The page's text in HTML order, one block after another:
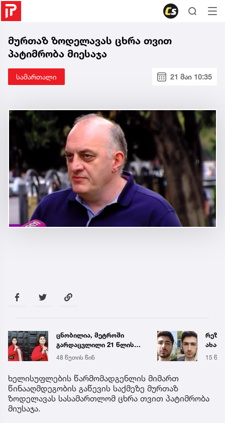
მურთაზ ზოდელავას ცხრა თვით
პატიმრობა მიესაჯა
სამართალი 21 მაი 10:35
ცნობილია, მეტროში
გარდაცვლილი 21 წლის
მარიამ ტყემალაძის
ექსპერტიზის დასკვნა
48 წუთის წინ 15
ხელისუფლების წარმომადგენლის მიმართ
წინააღმდეგობის გაწევის საქმეზე მურთაზ
ზოდელავას სასამართლომ ცხრა თვით პატიმრობა
მიუსაჯა.